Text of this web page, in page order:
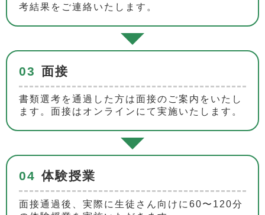
考結果をご連絡いたします。
03 面接
書類選考を通過した方は面接のご案内をいたし
ます。面接はオンラインにて実施いたします。
04 体験授業
面接通過後、実際に生徒さん向けに60〜120分